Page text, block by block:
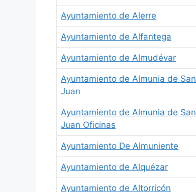
Ayuntamiento de Alerre
Ayuntamiento de Alfantega
Ayuntamiento de Almudévar
Ayuntamiento de Almunia de San
Juan
Ayuntamiento de Almunia de San
Juan Oficinas
Ayuntamiento De Almuniente
Ayuntamiento de Alquézar
Ayuntamiento de Altorricón